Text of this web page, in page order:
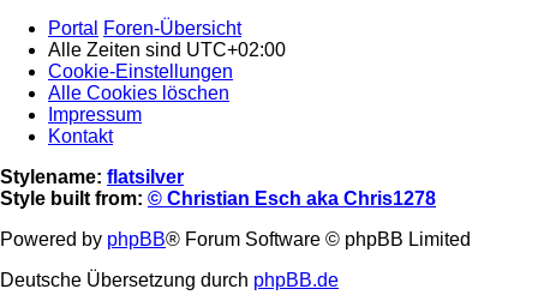
Portal
Foren-Übersicht
Alle Zeiten sind UTC+02:00
Cookie-Einstellungen
Alle Cookies löschen
Impressum
Kontakt
Stylename: flatsilver
Style built from: © Christian Esch aka Chris1278
Powered by phpBB® Forum Software © phpBB Limited
Deutsche Übersetzung durch phpBB.de